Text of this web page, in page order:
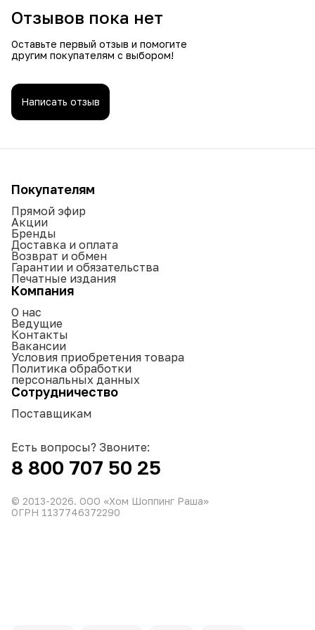
Отзывов пока нет
Оставьте первый отзыв и помогите
другим покупателям с выбором!
Написать отзыв
Покупателям
Прямой эфир
Акции
Бренды
Доставка и оплата
Возврат и обмен
Гарантии и обязательства
Печатные издания
Компания
О нас
Ведущие
Контакты
Вакансии
Условия приобретения товара
Политика обработки
персональных данных
Сотрудничество
Поставщикам
Есть вопросы? Звоните:
8 800 707 50 25
© 2013-2026. ООО «Хом Шоппинг Раша»
ОГРН 1137746372290